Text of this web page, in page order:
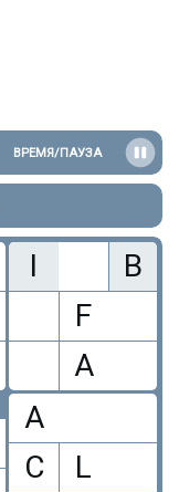
ВРЕМЯ/ПАУЗА
I
B
F
A
A
C
L